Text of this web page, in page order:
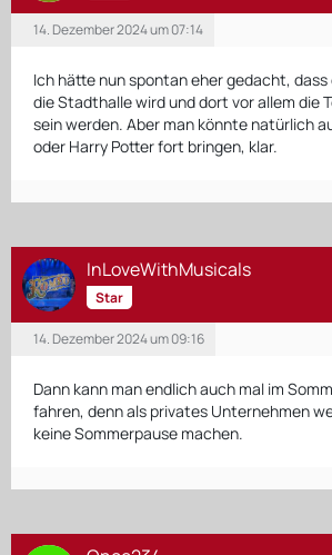
14. Dezember 2024 um 07:14
Ich hätte nun spontan eher gedacht, dass
die Stadthalle wird und dort vor allem die
sein werden. Aber man könnte natürlich
oder Harry Potter fort bringen, klar.
InLoveWithMusicals
Star
14. Dezember 2024 um 09:16
Dann kann man endlich auch mal im
fahren, denn als privates Unternehmen
keine Sommerpause machen.